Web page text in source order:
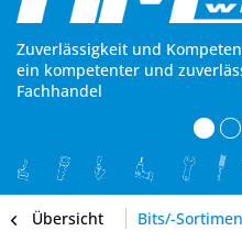
Zuverlässigkeit und
ein kompetenter und
Fachhandel
Übersicht Bits/-